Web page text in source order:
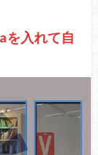
を入れて自